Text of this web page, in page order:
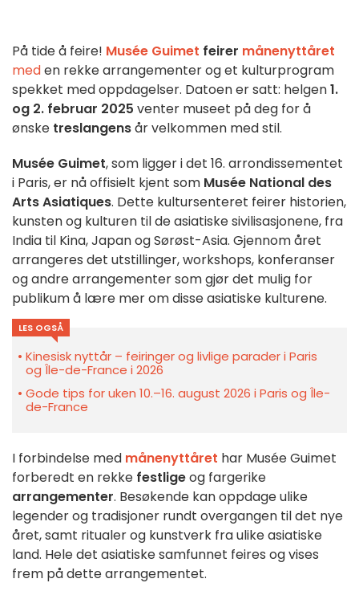
På tide å feire! Musée Guimet feirer månenyttåret
meden rekke arrangementer og et kulturprogram
spekket med oppdagelser. Datoen er satt: helgen1.
og 2. februar 2025 venter museet på deg for å
ønske treslangensår velkommen med stil.
Musée Guimet, som ligger i det 16. arrondissementet
i Paris, er nå offisielt kjent som Musée National des
Arts Asiatiques. Dette kultursenteret feirer historien,
kunsten og kulturen til de asiatiske sivilisasjonene, fra
India til Kina, Japan og Sørøst-Asia. Gjennom året
arrangeres det utstillinger, workshops, konferanser
og andre arrangementer som gjør det mulig for
publikum å lære mer om disse asiatiske kulturene.
LES OGSÅ
Kinesisk nyttår – feiringer og livlige parader i Paris
og Île-de-France i 2026
Gode tips for uken 10.–16. august 2026 i Paris og Île-
de-France
I forbindelse med månenyttåret har Musée Guimet
forberedt en rekke festligeog fargerike
arrangementer. Besøkende kan oppdage ulike
legender og tradisjoner rundt overgangen til det nye
året, samt ritualer og kunstverk fra ulike asiatiske
land. Hele det asiatiske samfunnet feires og vises
frem på dette arrangementet.